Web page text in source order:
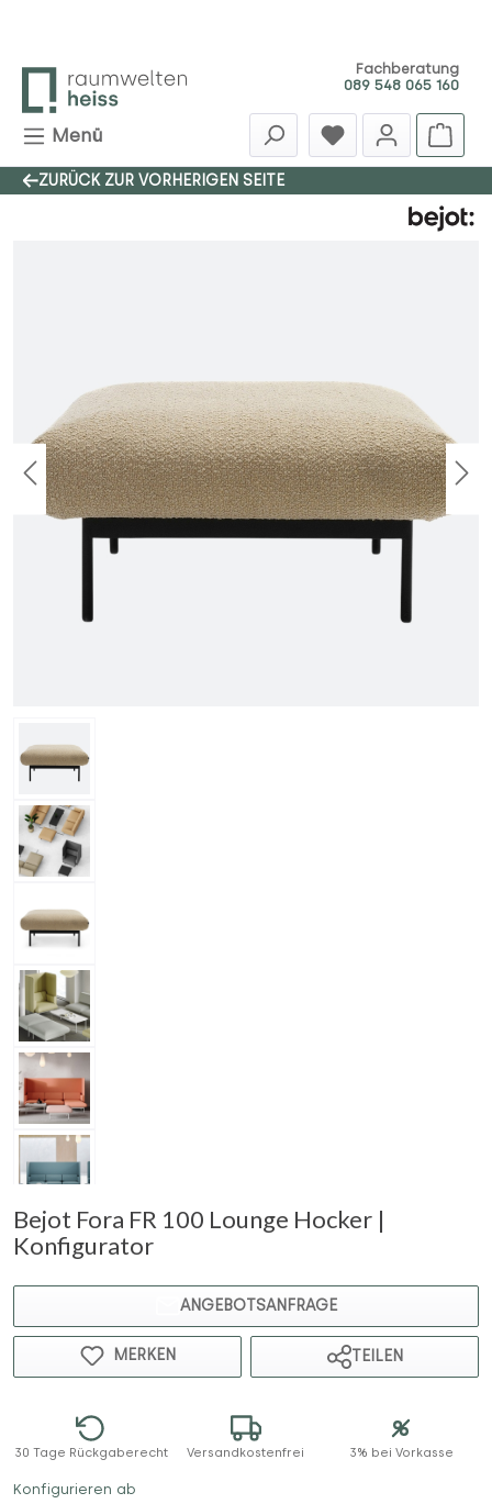
Fachberatung
089 548 065 160
Menü
ZURÜCK ZUR VORHERIGEN SEITE
Bejot Fora FR 100 Lounge Hocker |
Konfigurator
ANGEBOTSANFRAGE
MERKEN TEILEN
30 Tage Rückgaberecht Versandkostenfrei 3% bei Vorkasse
Konfigurieren ab